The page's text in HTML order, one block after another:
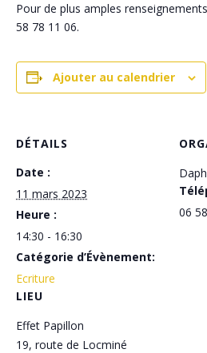
Pour de plus amples
58 78 11 06.
Ajouter au calendrier
DÉTAILS
Date :
11 mars 2023
Heure :
14:30 - 16:30
Catégorie d’Évènement:
Ecriture
LIEU
Effet Papillon
19, route de Locminé
06